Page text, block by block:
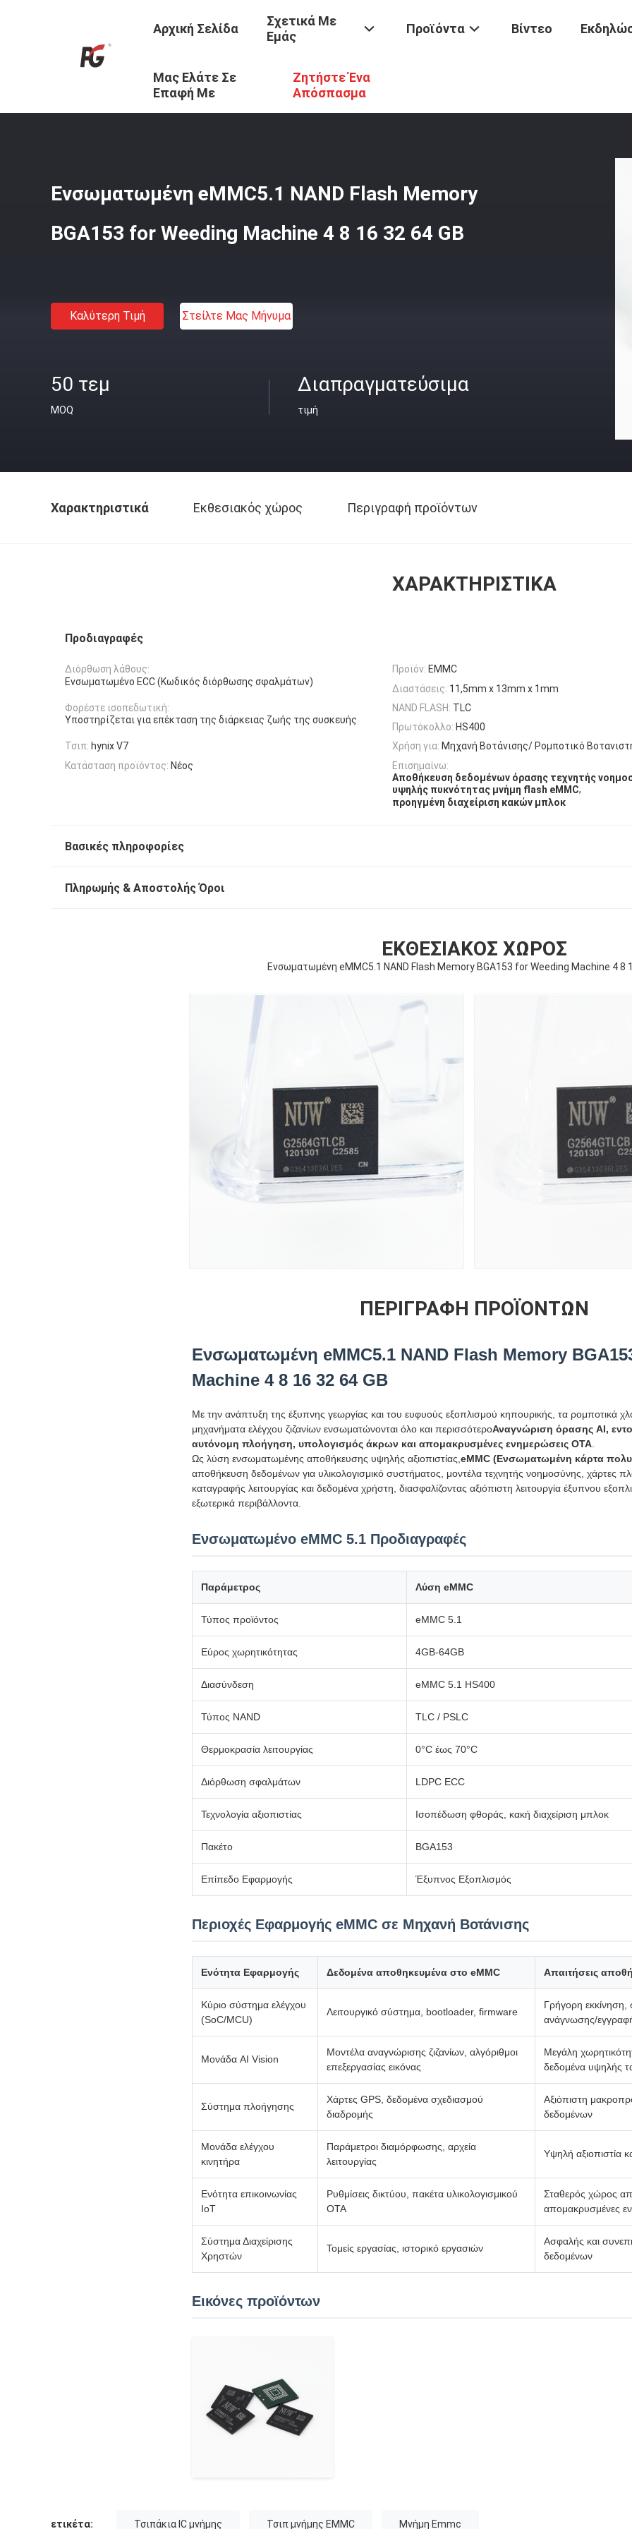
Αρχική Σελίδα
Σχετικά Με
Εμάς
Προϊόντα Βίντεο
Μας Ελάτε Σε
Επαφή Με
Ζητήστε Ένα
Απόσπασμα
Προϊόντα / ΕΜΜΚ5.1 / Ενσωματωμένη EMMC5.1 NAND Flash Memory BGA153 For Weeding Machine 4 8 16 32 64
Ενσωματωμένη eMMC5.1 NAND Flash Memory
BGA153 for Weeding Machine 4 8 16 32 64 GB
Καλύτερη Τιμή Στείλτε Μας Μήνυμα
50 τεμ
MOQ
Διαπραγματεύσιμα
τιμή
Χαρακτηριστικά Εκθεσιακός χώρος Περιγραφή προϊόντων
ΧΑΡΑΚΤΗΡΙΣΤΙΚΆ
Προδιαγραφές
Διόρθωση λάθους:
Ενσωματωμένο ECC (Κωδικός διόρθωσης σφαλμάτων)
Προϊόν: EMMC
Διαστάσεις: 11,5mm x 13mm x 1mm
Φορέστε ισοπεδωτική:
Υποστηρίζεται για επέκταση της διάρκειας ζωής της συσκευής
NAND FLASH: TLC
Πρωτόκολλο: HS400
Τσιπ: hynix V7 Χρήση για: Μηχανή Βοτάνισης/ Ρομποτικό
Κατάσταση προϊόντος: Νέος
Επισημαίνω:
Αποθήκευση δεδομένων όρασης τεχνητής
υψηλής πυκνότητας μνήμη flash eMMC,
προηγμένη διαχείριση κακών μπλοκ
Βασικές πληροφορίες
Πληρωμής & Αποστολής Όροι
ΕΚΘΕΣΙΑΚΌΣ ΧΏΡΟΣ
Ενσωματωμένη eMMC5.1 NAND Flash Memory BGA153 for Weeding Machine 4 8
ΠΕΡΙΓΡΑΦΉ ΠΡΟΪΌΝΤΩΝ
Ενσωματωμένη eMMC5.1 NAND Flash Memory
Machine 4 8 16 32 64 GB
Με την ανάπτυξη της έξυπνης γεωργίας και του ευφυούς εξοπλισμού κηπουρικής, τα ρομποτικά
μηχανήματα ελέγχου ζιζανίων ενσωματώνονται όλο και περισσότεροΑναγνώριση όρασης AI,
αυτόνομη πλοήγηση, υπολογισμός άκρων και απομακρυσμένες ενημερώσεις OTA
Ως λύση ενσωματωμένης αποθήκευσης υψηλής αξιοπιστίας, eMMC (Ενσωματωμένη κάρτα
αποθήκευση δεδομένων για υλικολογισμικό συστήματος, μοντέλα τεχνητής νοημοσύνης, χάρτες
καταγραφής λειτουργίας και δεδομένα χρήστη, διασφαλίζοντας αξιόπιστη λειτουργία έξυπνου
εξωτερικά περιβάλλοντα.
Ενσωματωμένο eMMC 5.1 Προδιαγραφές
Παράμετρος Λύση eMMC
Τύπος προϊόντος eMMC 5.1
Εύρος χωρητικότητας 4GB-64GB
Διασύνδεση eMMC 5.1 HS400
Τύπος NAND TLC / PSLC
Θερμοκρασία λειτουργίας 0°C έως 70°C
Διόρθωση σφαλμάτων LDPC ECC
Τεχνολογία αξιοπιστίας Ισοπέδωση φθοράς, κακή διαχείριση μπλοκ
Πακέτο BGA153
Επίπεδο Εφαρμογής Έξυπνος Εξοπλισμός
Περιοχές Εφαρμογής eMMC σε Μηχανή Βοτάνισης
Ενότητα Εφαρμογής Δεδομένα αποθηκευμένα στο eMMC Απαιτήσεις
Κύριο σύστημα ελέγχου
(SoC/MCU)
Λειτουργικό σύστημα, bootloader, firmware
Γρήγορη
ανάγνωσης/
Μονάδα AI Vision
Μοντέλα αναγνώρισης ζιζανίων, αλγόριθμοι
επεξεργασίας εικόνας
Μεγάλη
δεδομένα υψηλής
Σύστημα πλοήγησης
Χάρτες GPS, δεδομένα σχεδιασμού
διαδρομής
Αξιόπιστη
δεδομένων
Μονάδα ελέγχου
κινητήρα
Παράμετροι διαμόρφωσης, αρχεία
λειτουργίας
Υψηλή αξιοπιστία
Ενότητα επικοινωνίας
IoT
Ρυθμίσεις δικτύου, πακέτα υλικολογισμικού
OTA
Σταθερός χώρος
απομακρυσμένες
Σύστημα Διαχείρισης
Χρηστών
Τομείς εργασίας, ιστορικό εργασιών
Ασφαλής και
δεδομένων
Εικόνες προϊόντων
ετικέτα: Τσιπάκια IC μνήμης Τσιπ μνήμης EMMC Μνήμη Emmc